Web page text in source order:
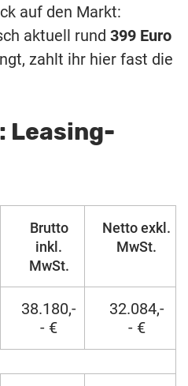
auf den Markt:
aktuell rund 399 Euro
zahlt ihr hier fast die
Leasing-
Brutto
inkl.
MwSt.
Netto exkl.
MwSt.
38.180,-
- €
32.084,-
- €